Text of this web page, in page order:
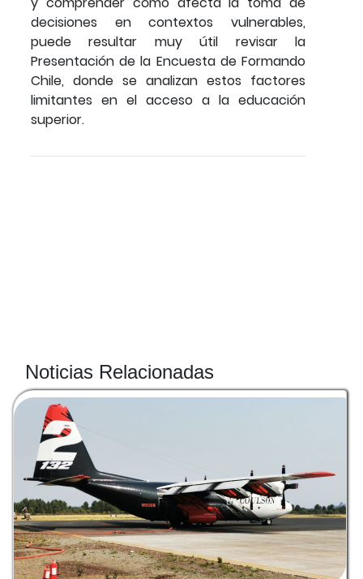
decisiones en contextos vulnerables,
puede resultar muy útil revisar la
Presentación de la Encuesta de Formando
Chile, donde se analizan estos factores
limitantes en el acceso a la educación
superior.
Noticias Relacionadas